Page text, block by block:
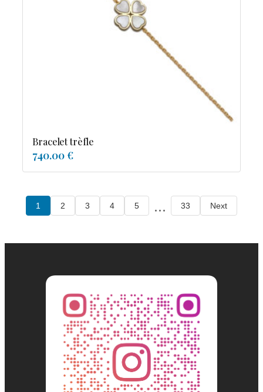
Bracelet trèfle
740.00 €
1 2 3 4 5 ... 33 Next